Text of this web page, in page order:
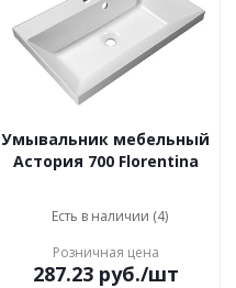
Умывальник мебельный
Астория 700 Florentina
Есть в наличии (4)
Розничная цена
287.23руб./шт